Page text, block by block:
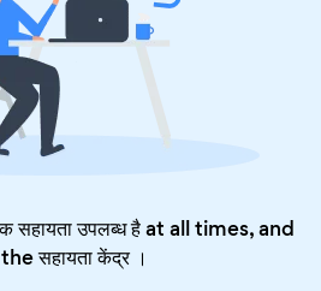
उपलब्ध है at all times, and
theसहायता केंद्र।